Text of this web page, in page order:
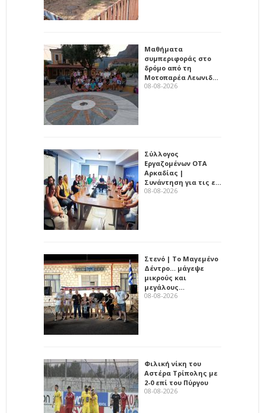
Μαθήματα
συμπεριφοράς στο
δρόμο από τη
Μοτοπαρέα Λεωνιδ…
08-08-2026
Σύλλογος
Εργαζομένων ΟΤΑ
Αρκαδίας |
Συνάντηση για τις ε…
08-08-2026
Στενό | Το Μαγεμένο
Δέντρο… μάγεψε
μικρούς και
μεγάλους…
08-08-2026
Φιλική νίκη του
Αστέρα Τρίπολης με
2-0 επί του Πύργου
08-08-2026